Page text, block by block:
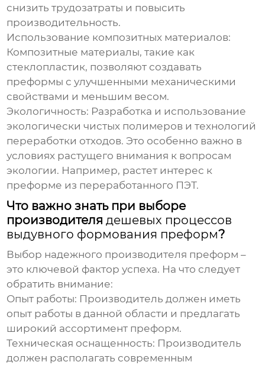
снизить трудозатраты и повысить
производительность.
Использование композитных материалов:
Композитные материалы, такие как
стеклопластик, позволяют создавать
преформы с улучшенными механическими
свойствами и меньшим весом.
Экологичность: Разработка и использование
экологически чистых полимеров и технологий
переработки отходов. Это особенно важно в
условиях растущего внимания к вопросам
экологии. Например, растет интерес к
преформе из переработанного ПЭТ.
Что важно знать при выборе
производителядешевых процессов
выдувного формования преформ?
Выбор надежного производителя преформ –
это ключевой фактор успеха. На что следует
обратить внимание:
Опыт работы: Производитель должен иметь
опыт работы в данной области и предлагать
широкий ассортимент преформ.
Техническая оснащенность: Производитель
должен располагать современным